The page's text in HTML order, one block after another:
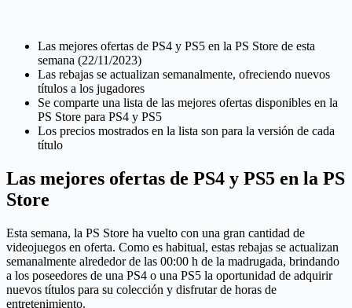
Las mejores ofertas de PS4 y PS5 en la PS Store de esta
semana (22/11/2023)
Las rebajas se actualizan semanalmente, ofreciendo nuevos
títulos a los jugadores
Se comparte una lista de las mejores ofertas disponibles en la
PS Store para PS4 y PS5
Los precios mostrados en la lista son para la versión de cada
título
Las mejores ofertas de PS4 y PS5 en la PS
Store
Esta semana, la PS Store ha vuelto con una gran cantidad de
videojuegos en oferta. Como es habitual, estas rebajas se actualizan
semanalmente alrededor de las 00:00 h de la madrugada, brindando
a los poseedores de una PS4 o una PS5 la oportunidad de adquirir
nuevos títulos para su colección y disfrutar de horas de
entretenimiento.